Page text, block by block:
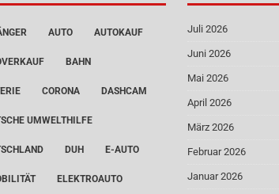
AUTO AUTOKAUF
BAHN
CORONA DASHCAM
UMWELTHILFE
DUH E-AUTO
ELEKTROAUTO
Juli 2026
Juni 2026
Mai 2026
April 2026
März 2026
Februar 2026
Januar 2026